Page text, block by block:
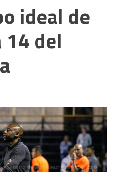
ideal de
14 del